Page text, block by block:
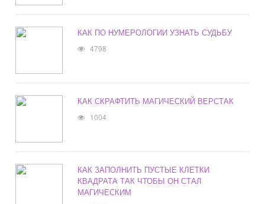
КАК ПО НУМЕРОЛОГИИ УЗНАТЬ СУДЬБУ
4798
КАК СКРАФТИТЬ МАГИЧЕСКИЙ ВЕРСТАК
1004
КАК ЗАПОЛНИТЬ ПУСТЫЕ КЛЕТКИ
КВАДРАТА ТАК ЧТОБЫ ОН СТАЛ
МАГИЧЕСКИМ